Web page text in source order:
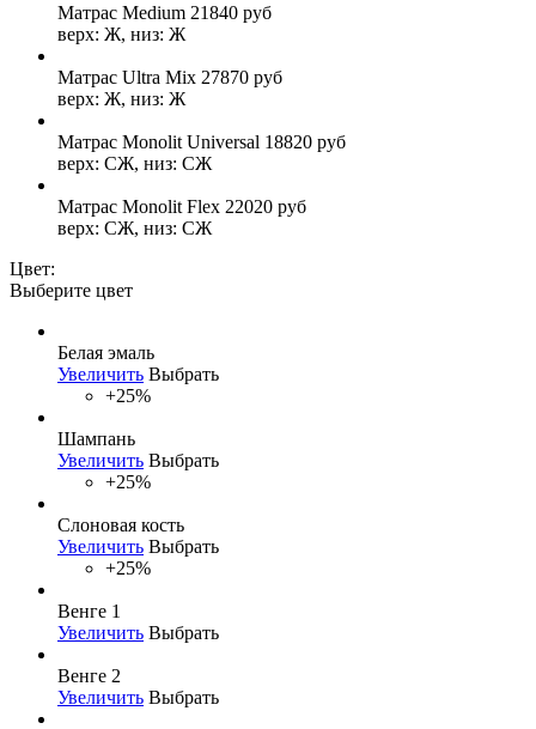
Матрас Medium 21840 руб
верх: Ж, низ: Ж
Матрас Ultra Mix 27870 руб
верх: Ж, низ: Ж
Матрас Monolit Universal 18820 руб
верх: СЖ, низ: СЖ
Матрас Monolit Flex 22020 руб
верх: СЖ, низ: СЖ
Цвет:
Выберите цвет
Белая эмаль
Увеличить Выбрать
+25%
Шампань
Увеличить Выбрать
+25%
Слоновая кость
Увеличить Выбрать
+25%
Венге 1
Увеличить Выбрать
Венге 2
Увеличить Выбрать